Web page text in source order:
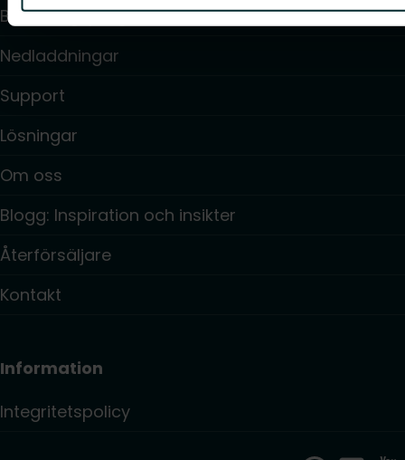
Beräkningsprogram
Nedladdningar
Support
Lösningar
Om oss
Blogg: Inspiration och insikter
Återförsäljare
Kontakt
Information
Integritetspolicy